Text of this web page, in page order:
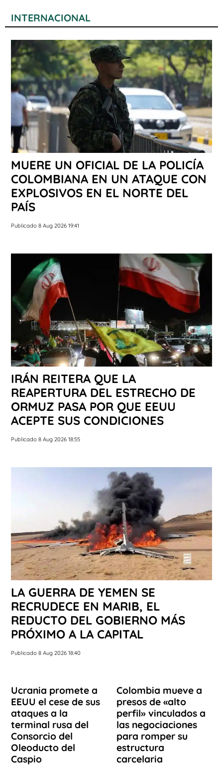
INTERNACIONAL
MUERE UN OFICIAL DE LA POLICÍA
COLOMBIANA EN UN ATAQUE CON
EXPLOSIVOS EN EL NORTE DEL
PAÍS
Publicado 8 Aug 2026 19:41
IRÁN REITERA QUE LA
REAPERTURA DEL ESTRECHO DE
ORMUZ PASA POR QUE EEUU
ACEPTE SUS CONDICIONES
Publicado 8 Aug 2026 18:55
LA GUERRA DE YEMEN SE
RECRUDECE EN MARIB, EL
REDUCTO DEL GOBIERNO MÁS
PRÓXIMO A LA CAPITAL
Publicado 8 Aug 2026 18:40
Ucrania promete a
EEUU el cese de sus
ataques a la
terminal rusa del
Consorcio del
Oleoducto del
Caspio
Colombia mueve a
presos de «alto
perfil» vinculados a
las negociaciones
para romper su
estructura
carcelaria